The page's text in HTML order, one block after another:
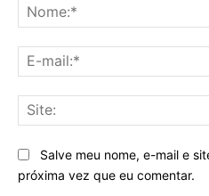
Salve meu nome, e-mail e
próxima vez que eu comentar.